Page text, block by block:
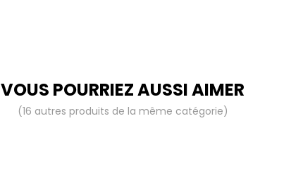
VOUS POURRIEZ AUSSI AIMER
(16 autres produits de la même catégorie)